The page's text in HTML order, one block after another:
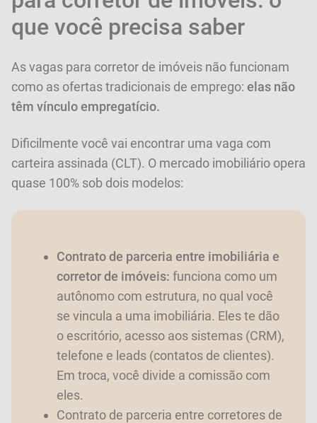
que você precisa saber
As vagas para corretor de imóveis não funcionam
como as ofertas tradicionais de emprego: elas não
têm vínculo empregatício.
Dificilmente você vai encontrar uma vaga com
carteira assinada (CLT). O mercado imobiliário opera
quase 100% sob dois modelos:
Contrato de parceria entre imobiliária e
corretor de imóveis: funciona como um
autônomo com estrutura, no qual você
se vincula a uma imobiliária. Eles te dão
o escritório, acesso aos sistemas (CRM),
telefone e leads (contatos de clientes).
Em troca, você divide a comissão com
eles.
Contrato de parceria entre corretores de